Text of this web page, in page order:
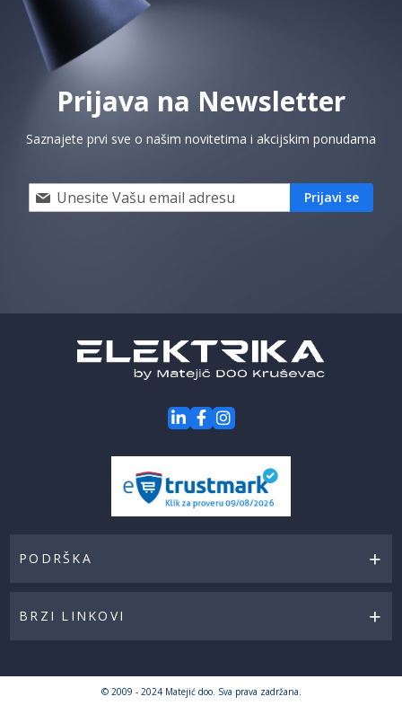
Prijava na Newsletter
Saznajete prvi sve o našim novitetima i akcijskim ponudama
Prijavi
se
akcije
Prijavi se
PODRŠKA
BRZI LINKOVI
© 2009 - 2024 Matejić doo. Sva prava zadržana.